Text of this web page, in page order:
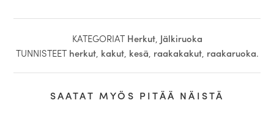
KATEGORIAT Herkut, Jälkiruoka
TUNNISTEET herkut, kakut, kesä, raakakakut, raakaruoka.
SAATAT MYÖS PITÄÄ NÄISTÄ